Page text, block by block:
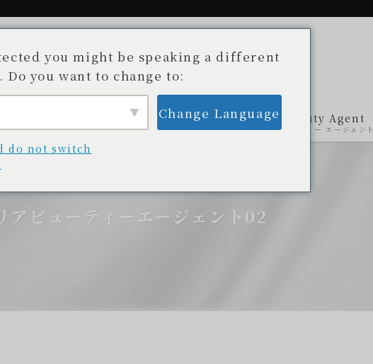
話
Available stores
取扱い店舗一覧
Blog/News
ブログ/最新情報
Beauty Agent
ビューティー エージェント
アビューティーエージェント02
you might be speaking a different
Do you want to change to:
Change Language
do not switch